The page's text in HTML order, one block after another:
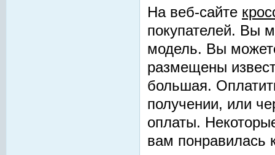
На веб-сайте
покупателей. Вы
модель. Вы
размещены
большая.
получении, или
оплаты.
вам понравилась